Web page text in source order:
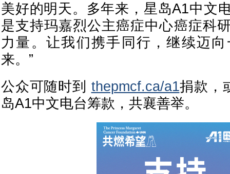
美好的明天。多年来，星岛A1中文
是支持玛嘉烈公主癌症中心癌症科
力量。让我们携手同行，继续迈
来。”
公众可随时到 thepmcf.ca/a1捐款，
岛A1中文电台筹款，共襄善举。